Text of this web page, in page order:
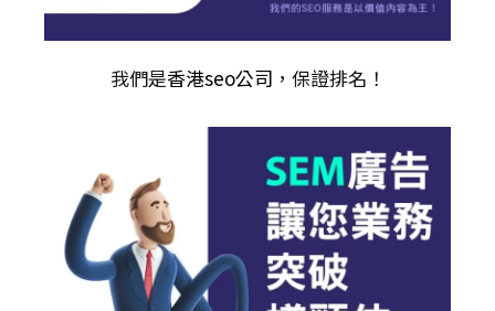
我們是香港seo公司 ，保證排名！